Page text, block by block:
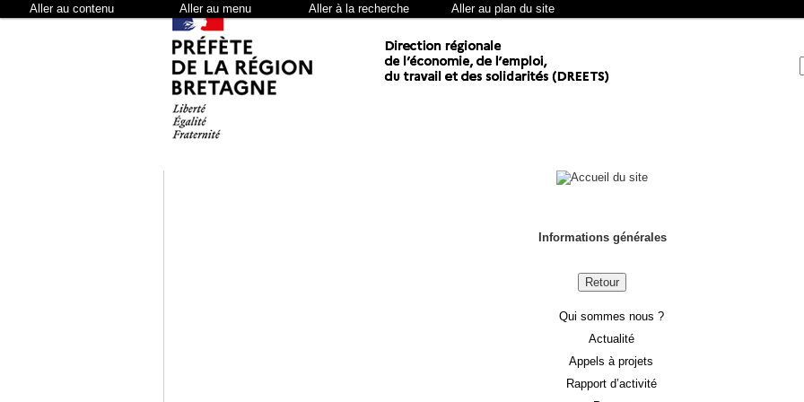
Aller au contenu Aller au menu Aller à la recherche Aller au plan du site
Informations générales
Retour
Qui sommes nous ?
Actualité
Appels à projets
Rapport d’activité